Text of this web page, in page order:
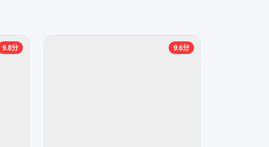
9.8分 9.6分